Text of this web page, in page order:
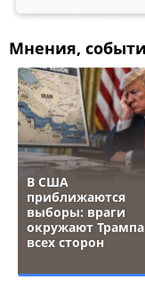
Мнения,
В США
приближаются
выборы: враги
окружают Трампа
всех сторон